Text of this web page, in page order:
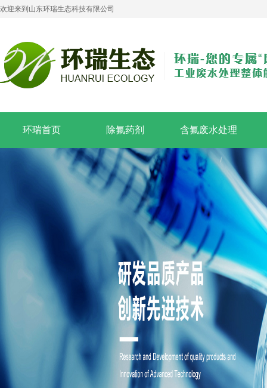
欢迎来到山东环瑞生态科技有限公司
环瑞首页 除氟药剂 含氟废水处理